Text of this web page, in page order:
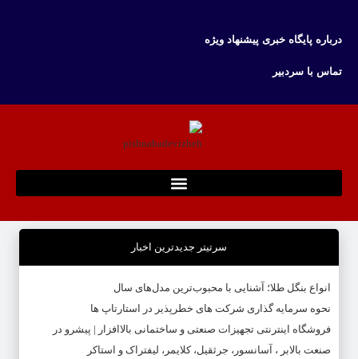
درباره پایگاه خبری پیشنهاد ویژه
تماس با سردبیر
سرتیتر جدیدترین اخبار
انواع بنگل طلا؛ آشنایی با محبوب‌ترین مدل‌های سال
نحوه سرمایه‌ گذاری شرکت‌ های خطرپذیر در استارتاپ ها
فروشگاه اینترنتی تجهیزات صنعتی و ساختمانی بالاافزار | پیشرو در
صنعت بالابر ، آسانسور، جرثقیل، کلایمر، لیفتراک و استاکر